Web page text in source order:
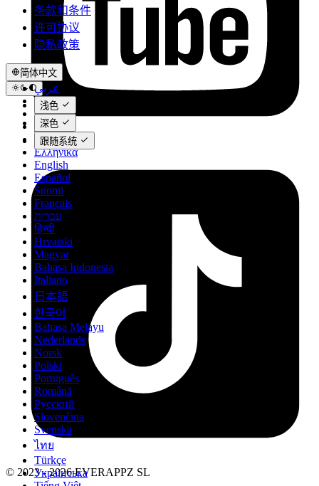
条款和条件
许可协议
隐私政策
简体中文
عربي
Català
Čeština
Dansk
Deutsch
Ελληνικά
English
Español
Suomi
Français
עברית
हिन्दी
Hrvatski
Magyar
Bahasa Indonesia
Italiano
日本語
한국어
Bahasa Melayu
Nederlands
Norsk
Polski
Português
Română
Русский
Slovenčina
Svenska
ไทย
Türkçe
Українська
浅色
深色
跟随系统
© 2023 - 2026 EVERAPPZ SL